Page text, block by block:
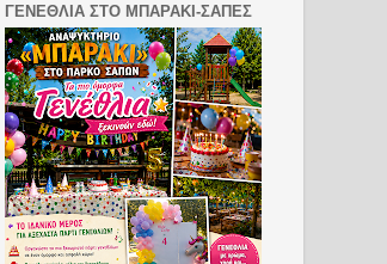
ΓΕΝΕΘΛΙΑ ΣΤΟ ΜΠΑΡΑΚΙ-ΣΑΠΕΣ